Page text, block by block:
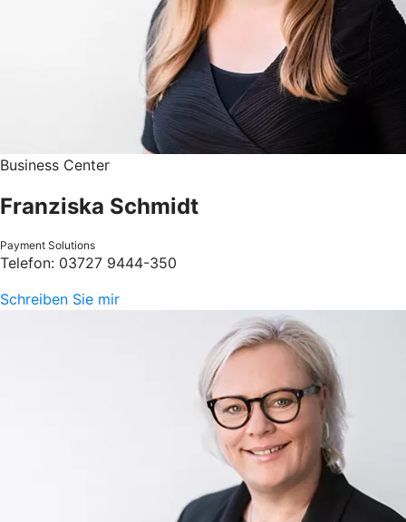
Business Center
Franziska Schmidt
Payment Solutions
Telefon: 03727 9444-350
Schreiben Sie mir